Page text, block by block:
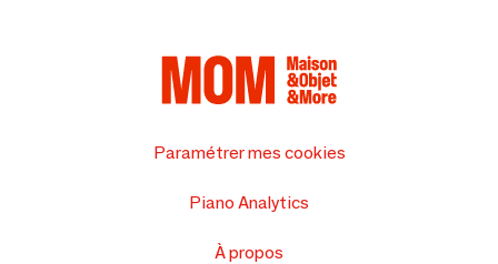
Paramétrer mes cookies
Piano Analytics
À propos